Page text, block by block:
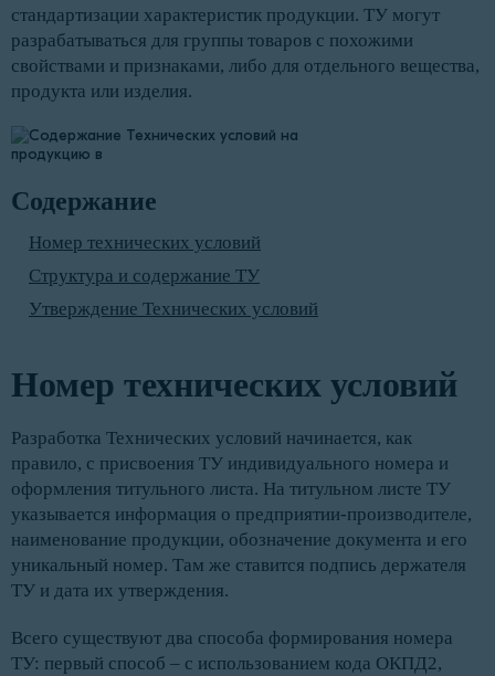
стандартизации характеристик продукции. ТУ могут
разрабатываться для группы товаров с похожими
свойствами и признаками, либо для отдельного вещества,
продукта или изделия.
Содержание
Номер технических условий
Структура и содержание ТУ
Утверждение Технических условий
Номер технических условий
Разработка Технических условий начинается, как
правило, с присвоения ТУ индивидуального номера и
оформления титульного листа. На титульном листе ТУ
указывается информация о предприятии-производителе,
наименование продукции, обозначение документа и его
уникальный номер. Там же ставится подпись держателя
ТУ и дата их утверждения.
Всего существуют два способа формирования номера
ТУ: первый способ – с использованием кода ОКПД2,